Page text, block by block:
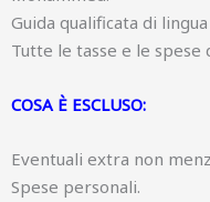
Guida qualificata di
Tutte le tasse e le spese
COSA È ESCLUSO:
Eventuali extra non
Spese personali.